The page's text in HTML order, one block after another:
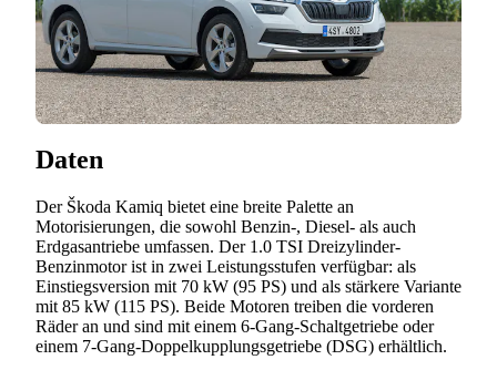
Daten
Der Škoda Kamiq bietet eine breite Palette an
Motorisierungen, die sowohl Benzin-, Diesel- als auch
Erdgasantriebe umfassen. Der 1.0 TSI Dreizylinder-
Benzinmotor ist in zwei Leistungsstufen verfügbar: als
Einstiegsversion mit 70 kW (95 PS) und als stärkere Variante
mit 85 kW (115 PS). Beide Motoren treiben die vorderen
Räder an und sind mit einem 6-Gang-Schaltgetriebe oder
einem 7-Gang-Doppelkupplungsgetriebe (DSG) erhältlich.